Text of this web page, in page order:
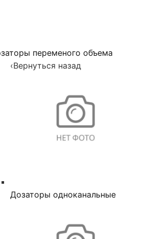
переменого объема
‹Вернуться назад
Дозаторы одноканальные